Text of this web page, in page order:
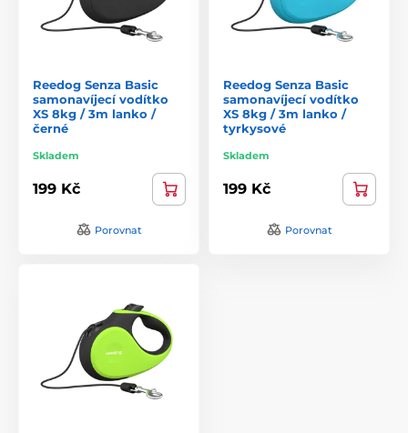
Reedog Senza Basic
samonavíjecí vodítko
XS 8kg / 3m lanko /
černé
Skladem
199 Kč
Porovnat
Reedog Senza Basic
samonavíjecí vodítko
XS 8kg / 3m lanko /
tyrkysové
Skladem
199 Kč
Porovnat